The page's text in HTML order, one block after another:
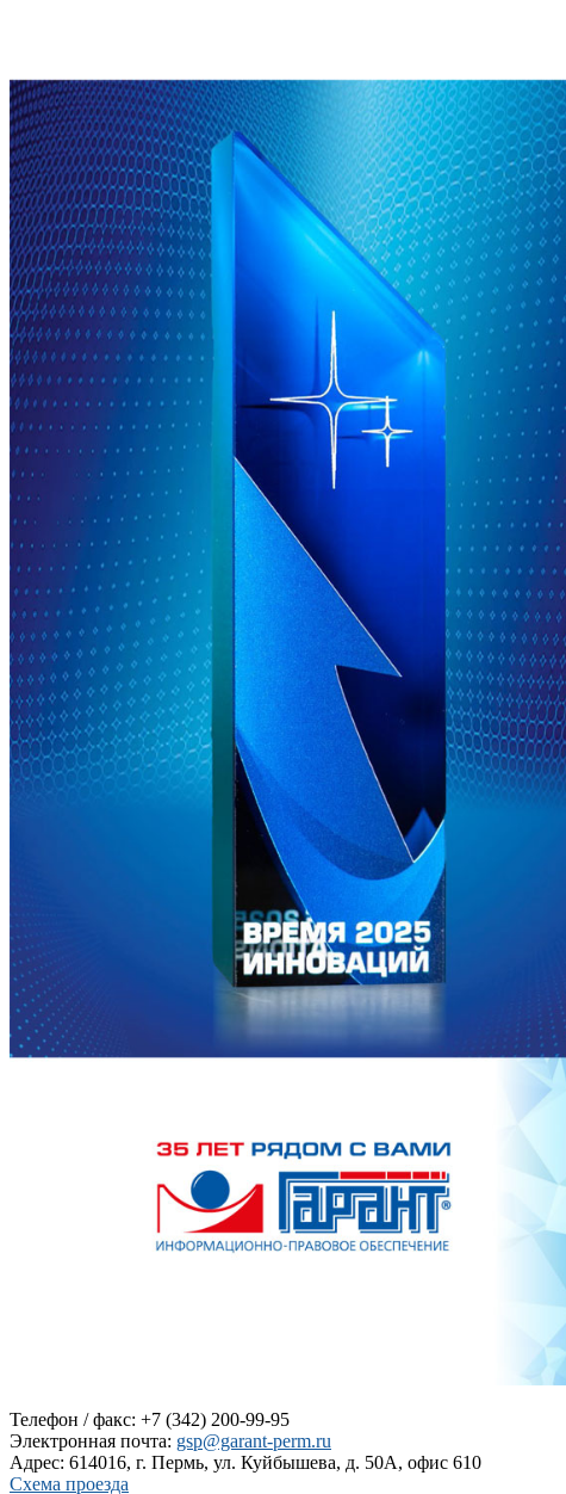
Телефон / факс: +7 (342) 200-99-95
Электронная почта: gsp@garant-perm.ru
Адрес: 614016, г. Пермь, ул. Куйбышева, д. 50А, офис 610
Схема проезда